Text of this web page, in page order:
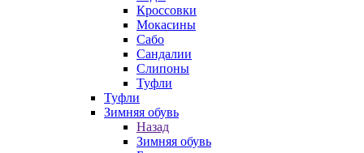
Кроссовки
Мокасины
Сабо
Сандалии
Слипоны
Туфли
Туфли
Зимняя обувь
Назад
Зимняя обувь